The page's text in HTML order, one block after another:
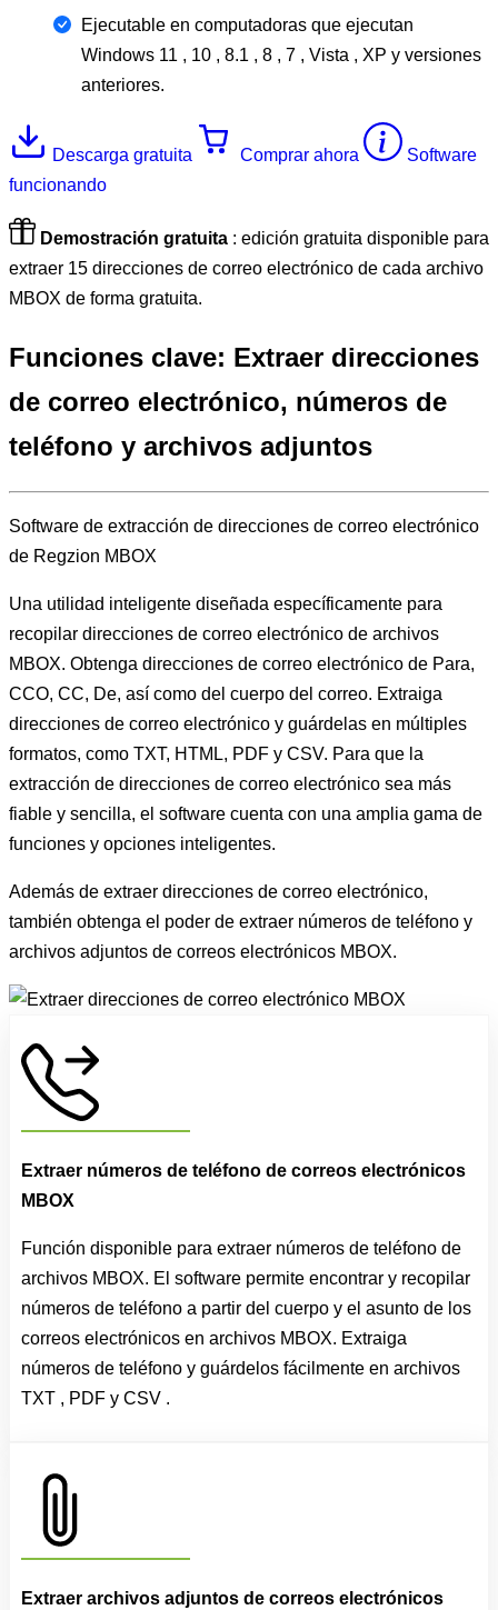
Ejecutable en computadoras que ejecutan
Windows 11 , 10 , 8.1 , 8 , 7 , Vista , XP y versiones
anteriores.
Descarga gratuita Comprar ahora
Software
funcionando
Demostración gratuita : edición gratuita disponible para
extraer 15 direcciones de correo electrónico de cada archivo
MBOX de forma gratuita.
Funciones clave: Extraer direcciones
de correo electrónico, números de
teléfono y archivos adjuntos
Software de extracción de direcciones de correo electrónico
de Regzion MBOX
Una utilidad inteligente diseñada específicamente para
recopilar direcciones de correo electrónico de archivos
MBOX. Obtenga direcciones de correo electrónico de Para,
CCO, CC, De, así como del cuerpo del correo. Extraiga
direcciones de correo electrónico y guárdelas en múltiples
formatos, como TXT, HTML, PDF y CSV. Para que la
extracción de direcciones de correo electrónico sea más
fiable y sencilla, el software cuenta con una amplia gama de
funciones y opciones inteligentes.
Además de extraer direcciones de correo electrónico,
también obtenga el poder de extraer números de teléfono y
archivos adjuntos de correos electrónicos MBOX.
Extraer números de teléfono de correos electrónicos
MBOX
Función disponible para extraer números de teléfono de
archivos MBOX. El software permite encontrar y recopilar
números de teléfono a partir del cuerpo y el asunto de los
correos electrónicos en archivos MBOX. Extraiga
números de teléfono y guárdelos fácilmente en archivos
TXT , PDF y CSV .
Extraer archivos adjuntos de correos electrónicos